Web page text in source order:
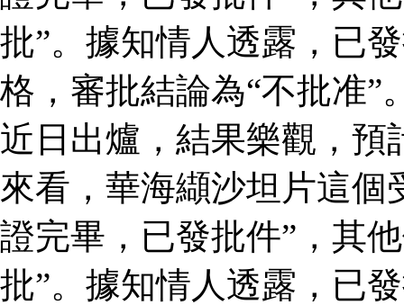
批”。據知情人透露，已
格，審批結論為“不批准”
近日出爐，結果樂觀，預
來看，華海纈沙坦片這個
證完畢，已發批件”，其
批”。據知情人透露，已